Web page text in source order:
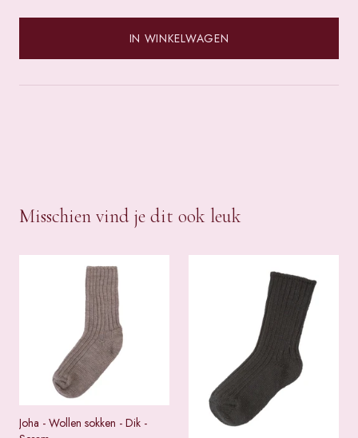
IN WINKELWAGEN
Misschien vind je dit ook leuk
Joha - Wollen sokken - Dik -